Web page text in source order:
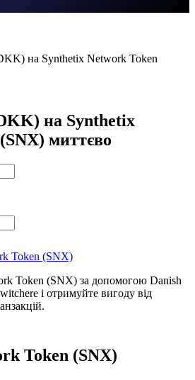
на Synthetix Network Token
на Synthetix
миттєво
Token (SNX)
Token (SNX) за допомогою Danish
і отримуйте вигоду від
Token (SNX)